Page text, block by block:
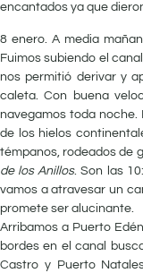
encantados ya que
8 enero. A media
Fuimos subiendo el
nos permitió derivar y
caleta. Con buena
navegamos toda noche.
de los hielos
témpanos, rodeados de
de los Anillos. Son las
vamos a atravesar un
promete ser alucinante.
Arribamos a Puerto
bordes en el canal
Castro y Puerto